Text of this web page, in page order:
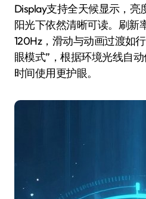
Display支持全天候显示，亮
阳光下依然清晰可读。刷新
120Hz，滑动与动画过渡如
眼模式”，根据环境光线自
时间使用更护眼。